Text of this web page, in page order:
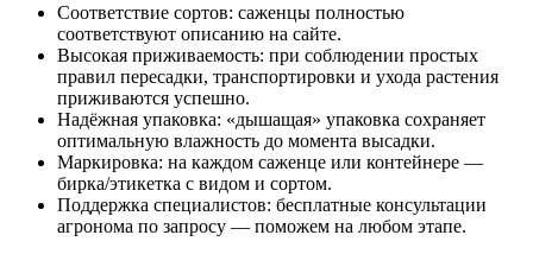
Соответствие сортов: саженцы полностью
соответствуют описанию на сайте.
Высокая приживаемость: при соблюдении простых
правил пересадки, транспортировки и ухода растения
приживаются успешно.
Надёжная упаковка: «дышащая» упаковка сохраняет
оптимальную влажность до момента высадки.
Маркировка: на каждом саженце или контейнере —
бирка/этикетка с видом и сортом.
Поддержка специалистов: бесплатные консультации
агронома по запросу — поможем на любом этапе.